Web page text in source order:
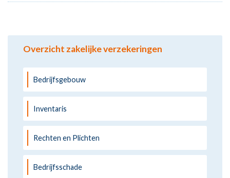
Overzicht zakelijke verzekeringen
Bedrijfsgebouw
Inventaris
Rechten en Plichten
Bedrijfsschade